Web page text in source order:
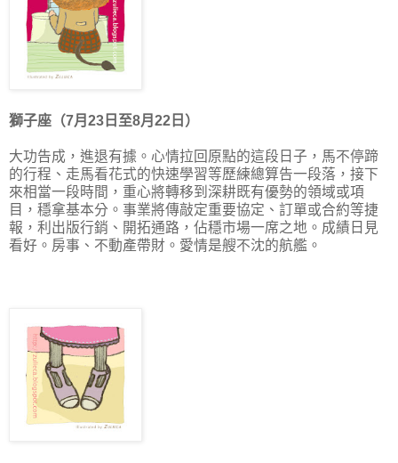
獅子座（7月23日至8月22日）
大功告成，進退有據。心情拉回原點的這段日子，馬不停蹄
的行程、走馬看花式的快速學習等歷練總算告一段落，接下
來相當一段時間，重心將轉移到深耕既有優勢的領域或項
目，穩拿基本分。事業將傳敲定重要協定、訂單或合約等捷
報，利出版行銷、開拓通路，佔穩市場一席之地。成績日見
看好。房事、不動產帶財。愛情是艘不沈的航艦。